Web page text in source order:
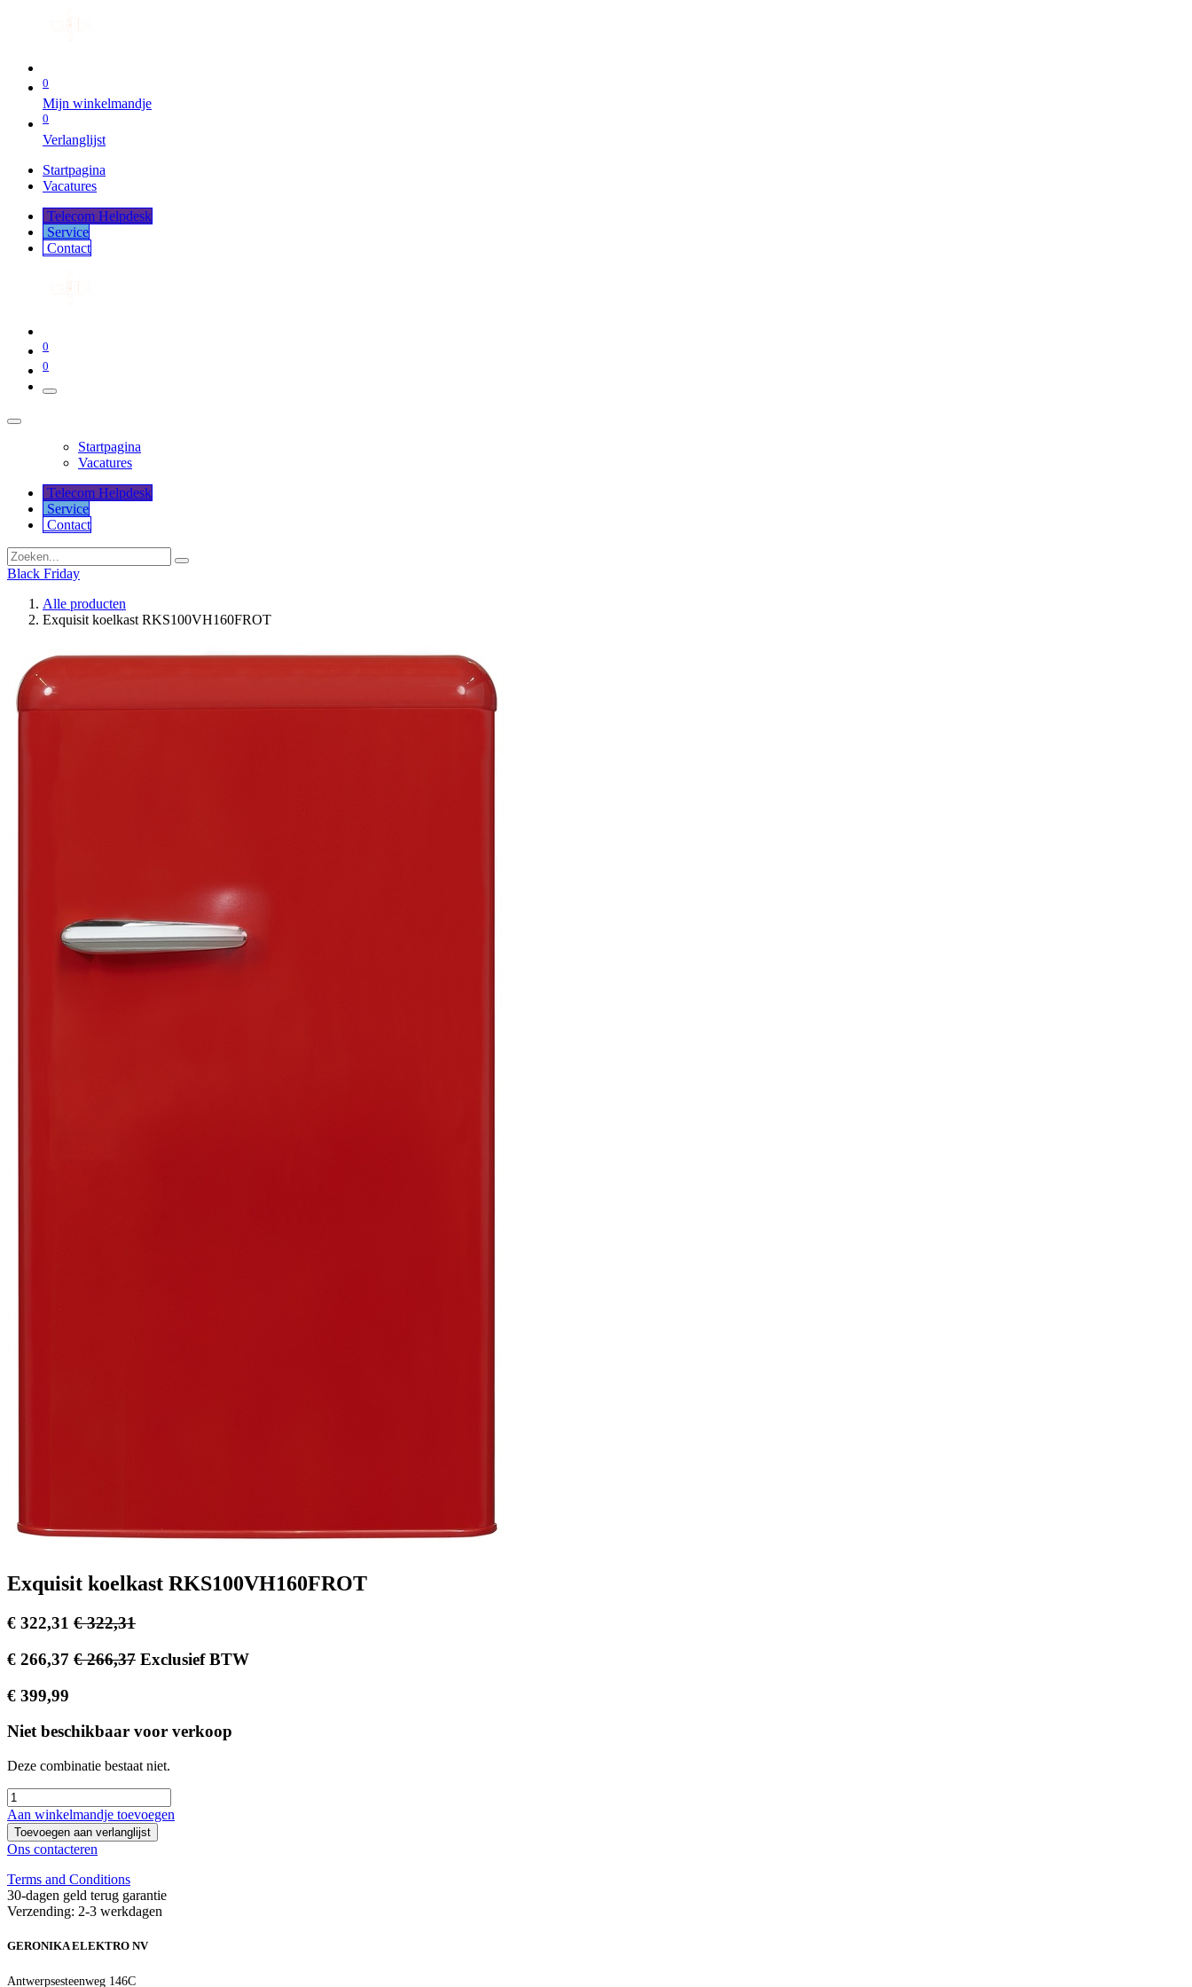
0
Mijn winkelmandje
0
Verlanglijst
Startpagina
Vacatures
Telecom Helpdesk
Service
Co​​​​​​ntact
0
0
Startpagina
Vacatures
Telecom Helpdesk
Service
Co​​​​​​ntact
Black Friday
Alle producten
Exquisit koelkast RKS100VH160FROT
Exquisit koelkast RKS100VH160FROT
€ 322,31 €322,31
€ 266,37 €266,37 Exclusief BTW
€ 399,99
Niet beschikbaar voor verkoop
Deze combinatie bestaat niet.
Aan winkelmandje toevoegen
Toevoegen aan verlanglijst
Ons contacteren
Terms and Conditions
30-dagen geld terug garantie
Verzending: 2-3 werkdagen
GERONIKA ELEKTRO NV
Antwerpsesteenweg 146C